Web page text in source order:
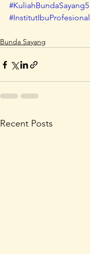
#KuliahBundaSayang5
#InstitutIbuProfesional
Bunda Sayang
Recent Posts